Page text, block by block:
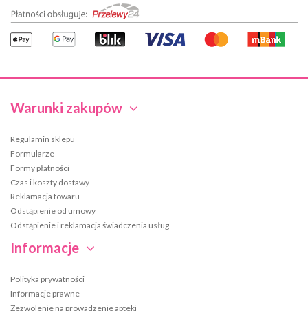
Warunki zakupów
Regulamin sklepu
Formularze
Formy płatności
Czas i koszty dostawy
Reklamacja towaru
Odstąpienie od umowy
Odstąpienie i reklamacja świadczenia usług
Informacje
Polityka prywatności
Informacje prawne
Zezwolenie na prowadzenie apteki